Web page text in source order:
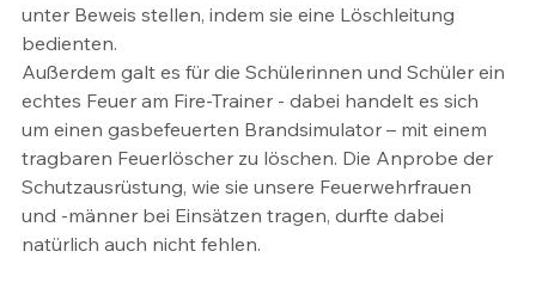
unter Beweis stellen, indem sie eine Löschleitung
bedienten.
Außerdem galt es für die Schülerinnen und Schüler ein
echtes Feuer am Fire-Trainer - dabei handelt es sich
um einen gasbefeuerten Brandsimulator – mit einem
tragbaren Feuerlöscher zu löschen. Die Anprobe der
Schutzausrüstung, wie sie unsere Feuerwehrfrauen
und -männer bei Einsätzen tragen, durfte dabei
natürlich auch nicht fehlen.